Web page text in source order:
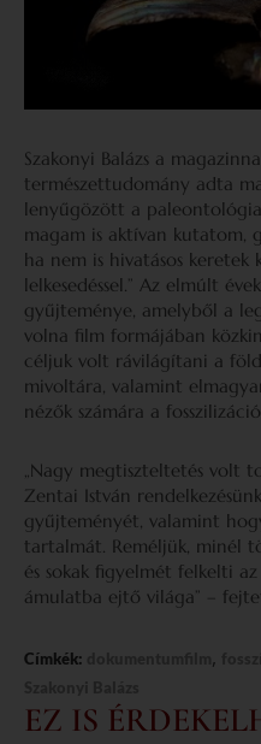
Szakonyi Balázs a
természettudomány adta
lenyűgözött a paleontológia
magam is aktívan kutatom,
ha nem is hivatásos keretek
lelkesedéssel.” Az elmúlt
gyűjteménye, amelyből a
volna film formájában
céljuk volt rávilágítani a
mivoltára, valamint
nézők számára a
„Nagy megtiszteltetés volt
Zentai István
gyűjteményét, valamint
tartalmát. Reméljük, minél
és sokak figyelmét felkelti
ámulatba ejtő világa” –
Címkék: ,
EZ IS